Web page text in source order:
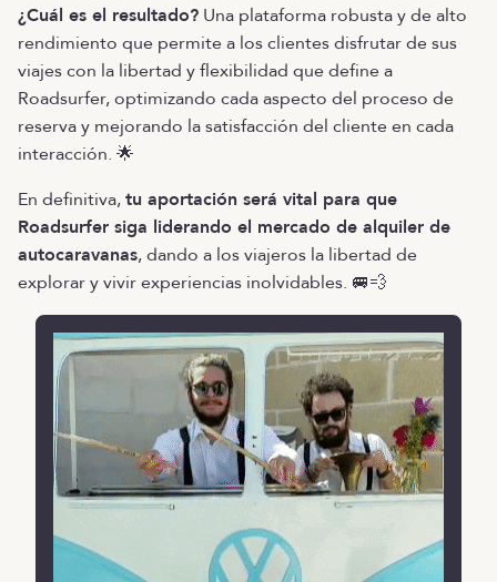
¿Cuál es el resultado? Una plataforma robusta y de alto
rendimiento que permite a los clientes disfrutar de sus
viajes con la libertad y flexibilidad que define a
Roadsurfer, optimizando cada aspecto del proceso de
reserva y mejorando la satisfacción del cliente en cada
interacción. 🌟
En definitiva,tu aportación será vital para que
Roadsurfer siga liderando el mercado de alquiler de
autocaravanas, dando a los viajeros la libertad de
explorar y vivir experiencias inolvidables. 🚐💨